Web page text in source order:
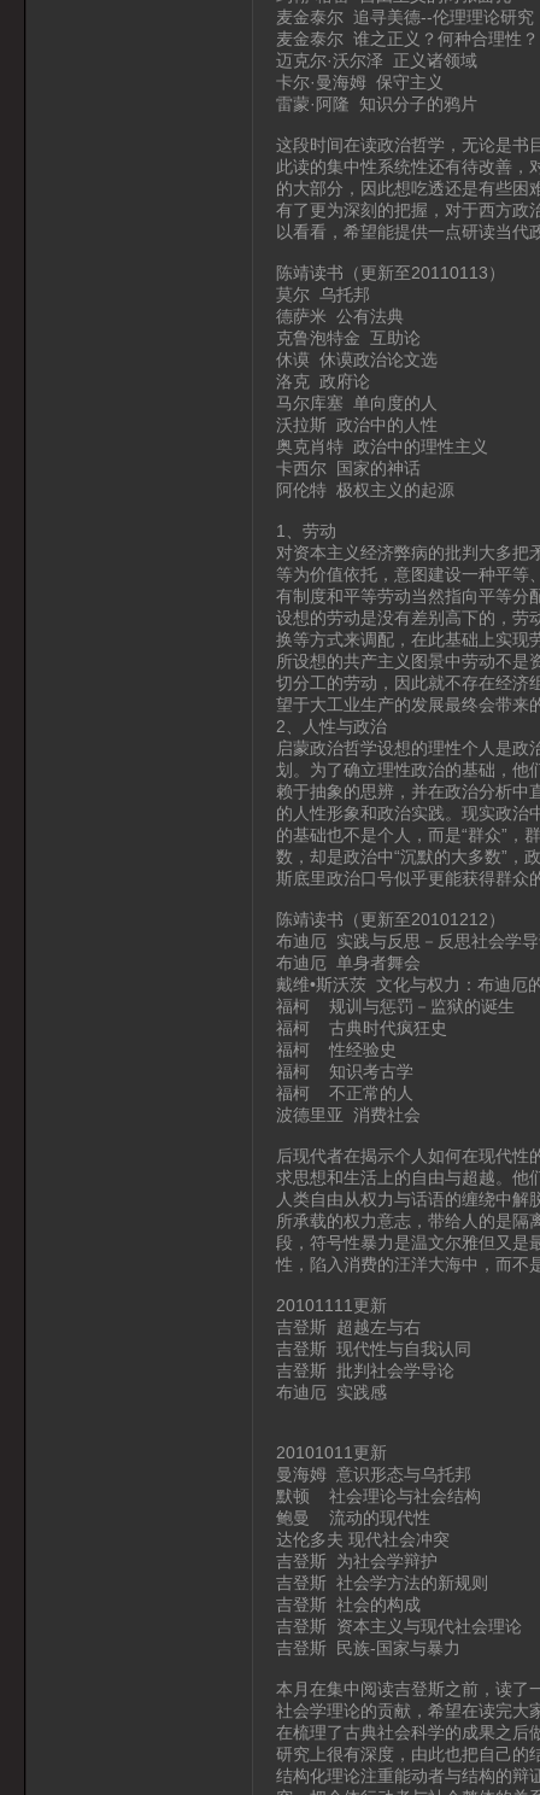
麦金泰尔 追寻美德--伦理理论研究
麦金泰尔 谁之正义？何种合理性？
迈克尔·沃尔泽 正义诸领域
卡尔·曼海姆 保守主义
雷蒙·阿隆 知识分子的鸦片
这段时间在读政治哲学，无论是书
此读的集中性系统性还有待改善，
的大部分，因此想吃透还是有些困
有了更为深刻的把握，对于西方政
以看看，希望能提供一点研读当代
陈靖读书（更新至20110113）
莫尔 乌托邦
德萨米 公有法典
克鲁泡特金 互助论
休谟 休谟政治论文选
洛克 政府论
马尔库塞 单向度的人
沃拉斯 政治中的人性
奥克肖特 政治中的理性主义
卡西尔 国家的神话
阿伦特 极权主义的起源
1、劳动
对资本主义经济弊病的批判大多把
等为价值依托，意图建设一种平等
有制度和平等劳动当然指向平等分
设想的劳动是没有差别高下的，劳
换等方式来调配，在此基础上实现
所设想的共产主义图景中劳动不是
切分工的劳动，因此就不存在经济
望于大工业生产的发展最终会带来
2、人性与政治
启蒙政治哲学设想的理性个人是政
划。为了确立理性政治的基础，他
赖于抽象的思辨，并在政治分析中
的人性形象和政治实践。现实政治
的基础也不是个人，而是“群众”，
数，却是政治中“沉默的大多数”，
斯底里政治口号似乎更能获得群众
陈靖读书（更新至20101212）
布迪厄 实践与反思－反思社会学
布迪厄 单身者舞会
戴维•斯沃茨 文化与权力：布迪厄
福柯 规训与惩罚－监狱的诞生
福柯 古典时代疯狂史
福柯 性经验史
福柯 知识考古学
福柯 不正常的人
波德里亚 消费社会
后现代者在揭示个人如何在现代性
求思想和生活上的自由与超越。他
人类自由从权力与话语的缠绕中
所承载的权力意志，带给人的是隔
段，符号性暴力是温文尔雅但又是
性，陷入消费的汪洋大海中，而不
20101111更新
吉登斯 超越左与右
吉登斯 现代性与自我认同
吉登斯 批判社会学导论
布迪厄 实践感
20101011更新
曼海姆 意识形态与乌托邦
默顿 社会理论与社会结构
鲍曼 流动的现代性
达伦多夫 现代社会冲突
吉登斯 为社会学辩护
吉登斯 社会学方法的新规则
吉登斯 社会的构成
吉登斯 资本主义与现代社会理论
吉登斯 民族-国家与暴力
本月在集中阅读吉登斯之前，读了
社会学理论的贡献，希望在读完大
在梳理了古典社会科学的成果之后
研究上很有深度，由此也把自己的
结构化理论注重能动者与结构的辩